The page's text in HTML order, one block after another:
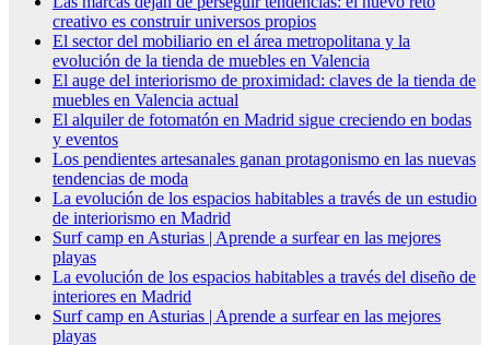
creativo es construir universos propios
El sector del mobiliario en el área metropolitana y la
evolución de la tienda de muebles en Valencia
El auge del interiorismo de proximidad: claves de la tienda de
muebles en Valencia actual
El alquiler de fotomatón en Madrid sigue creciendo en bodas
y eventos
Los pendientes artesanales ganan protagonismo en las nuevas
tendencias de moda
La evolución de los espacios habitables a través de un estudio
de interiorismo en Madrid
Surf camp en Asturias | Aprende a surfear en las mejores
playas
La evolución de los espacios habitables a través del diseño de
interiores en Madrid
Surf camp en Asturias | Aprende a surfear en las mejores
playas